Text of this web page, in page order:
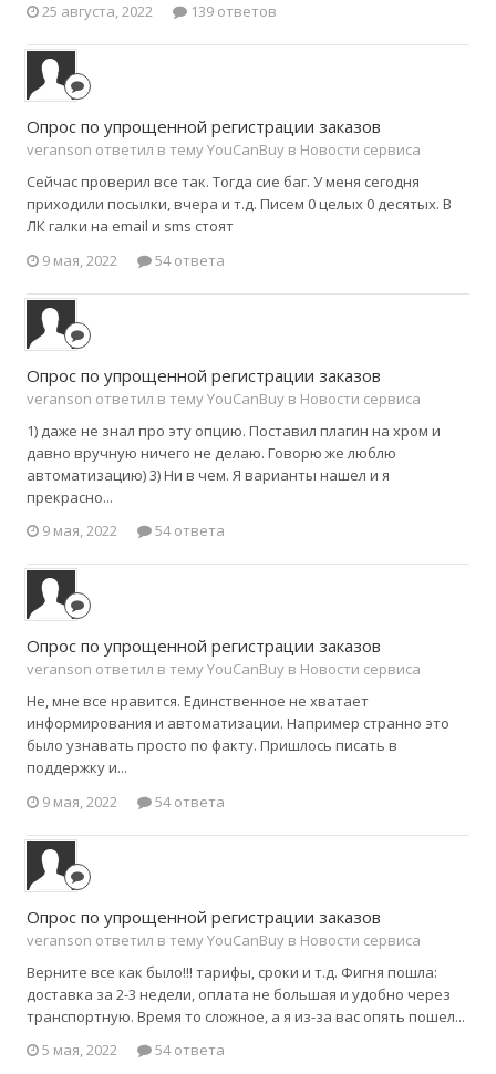
25 августа, 2022
139 ответов
Опрос по упрощенной регистрации заказов
veranson ответил в тему YouCanBuy в Новости сервиса
Сейчас проверил все так. Тогда сие баг. У меня сегодня
приходили посылки, вчера и т.д. Писем 0 целых 0 десятых. В
ЛК галки на email и sms стоят
9 мая, 2022
54 ответа
Опрос по упрощенной регистрации заказов
veranson ответил в тему YouCanBuy в Новости сервиса
1) даже не знал про эту опцию. Поставил плагин на хром и
давно вручную ничего не делаю. Говорю же люблю
автоматизацию) 3) Ни в чем. Я варианты нашел и я
прекрасно...
9 мая, 2022
54 ответа
Опрос по упрощенной регистрации заказов
veranson ответил в тему YouCanBuy в Новости сервиса
Не, мне все нравится. Единственное не хватает
информирования и автоматизации. Например странно это
было узнавать просто по факту. Пришлось писать в
поддержку и...
9 мая, 2022
54 ответа
Опрос по упрощенной регистрации заказов
veranson ответил в тему YouCanBuy в Новости сервиса
Верните все как было!!! тарифы, сроки и т.д. Фигня пошла:
доставка за 2-3 недели, оплата не большая и удобно через
транспортную. Время то сложное, а я из-за вас опять пошел...
5 мая, 2022
54 ответа